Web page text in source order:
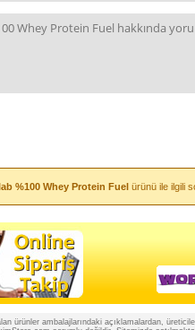
%100 Whey Protein Fuel ürünü ile ilgili
ürünler ambalajlarındaki açıklamalardan,